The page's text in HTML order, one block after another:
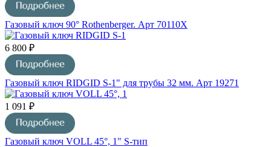
Газовый ключ 90° Rothenberger. Арт 70110Х
6 800 ₽
Газовый ключ RIDGID S-1" для трубы 32 мм. Арт 19271
1 091 ₽
Газовый ключ VOLL 45°, 1" S-тип